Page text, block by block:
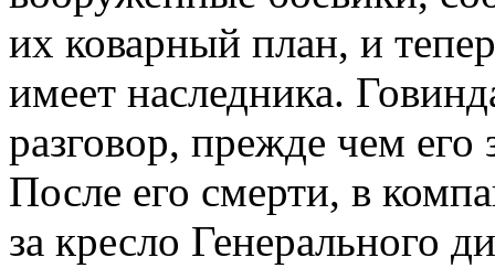
их коварный план, и
имеет наследника.
разговор, прежде чем
После его смерти, в
за кресло Генерального